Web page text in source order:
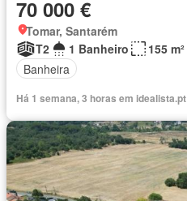
70 000 €
Tomar, Santarém
T2
1 Banheiro
155 m²
Banheira
Há 1 semana, 3 horas em idealista.pt